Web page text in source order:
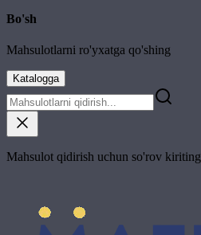
Bo'sh
Mahsulotlarni ro'yxatga qo'shing
Katalogga
Mahsulot qidirish uchun so'rov kiriting